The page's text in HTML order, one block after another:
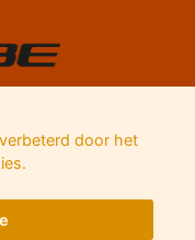
door het